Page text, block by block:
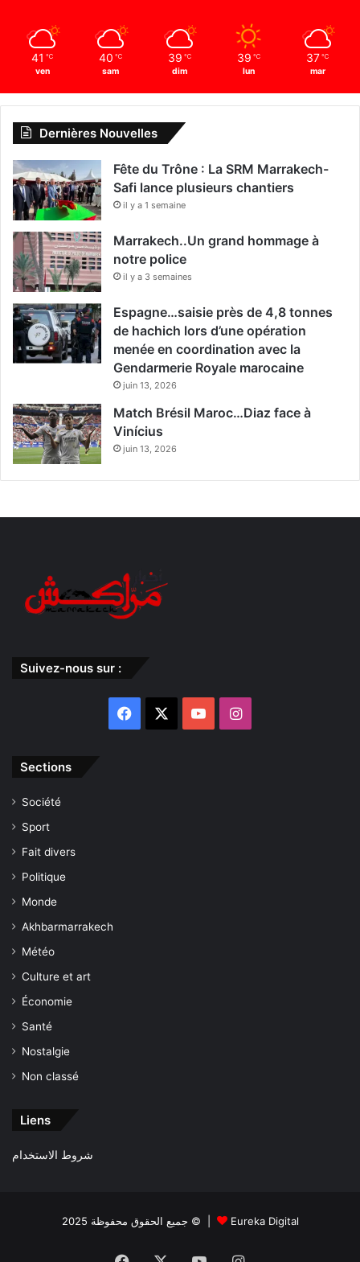
41 ℃
ven
40 ℃
sam
39 ℃
dim
39 ℃
lun
37 ℃
mar
Dernières Nouvelles
Fête du Trône : La SRM Marrakech-
Safi lance plusieurs chantiers
il y a 1 semaine
Marrakech..Un grand hommage à
notre police
il y a 3 semaines
Espagne…saisie près de 4,8 tonnes
de hachich lors d’une opération
menée en coordination avec la
Gendarmerie Royale marocaine
juin 13, 2026
Match Brésil Maroc…Diaz face à
Vinícius
juin 13, 2026
Suivez-nous sur :
Facebook YouTubeInstagram
Sections
Société
Sport
Fait divers
Politique
Monde
Akhbarmarrakech
Météo
Culture et art
Économie
Santé
Nostalgie
Non classé
Liens
شروط الاستخدام
جميع الحقوق محفوظة 2025 © | Eureka Digital